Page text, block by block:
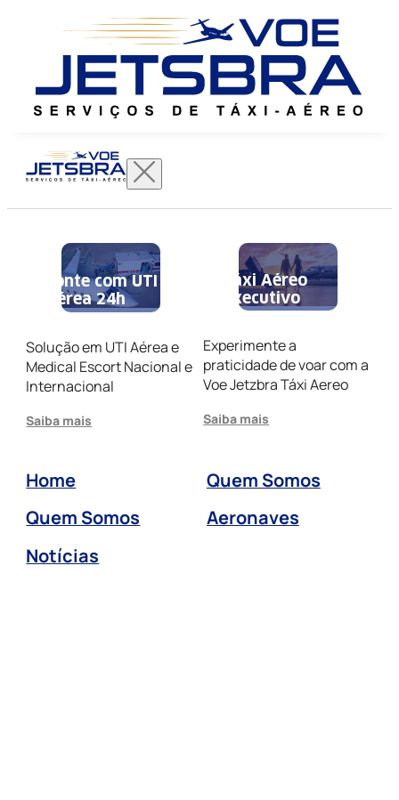
Conte com UTI
Aérea 24h
Solução em UTI Aérea e
Medical Escort Nacional e
Internacional
Saiba mais
Táxi Aéreo
Executivo
Experimente a
praticidade de voar com a
Voe Jetzbra Táxi Aereo
Saiba mais
Home
Quem Somos
Quem Somos
Aeronaves
Notícias